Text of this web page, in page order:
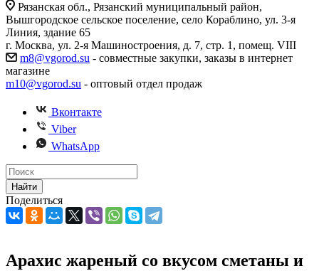
Рязанская обл., Рязанский муниципальный район,
Вышгородское сельское поселение, село Кораблино, ул. 3-я
Линия, здание 65
г. Москва, ул. 2-я Машиностроения, д. 7, стр. 1, помещ. VIII
m8@vgorod.su - совместные закупки, заказы в интернет
магазине
m10@vgorod.su - оптовый отдел продаж
Вконтакте
Viber
WhatsApp
Найти
Поделиться
Арахис жареный со вкусом сметаны и